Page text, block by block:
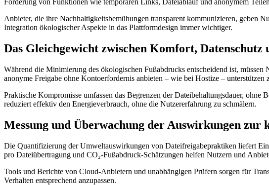
Anbieter, die ihre Nachhaltigkeitsbemühungen transparent kommunizieren,
Integration ökologischer Aspekte in das Plattformdesign immer wichtiger.
Das Gleichgewicht zwischen Komfort, Datenschutz
Während die Minimierung des ökologischen Fußabdrucks entscheidend ist,
anonyme Freigabe ohne Kontoerfordernis anbieten – wie bei Hostize –
Praktische Kompromisse umfassen das Begrenzen der Dateibehaltungsdauer,
reduziert effektiv den Energieverbrauch, ohne die Nutzererfahrung zu schmälern.
Messung und Überwachung der Auswirkungen zur
Die Quantifizierung der Umweltauswirkungen von Dateifreigabepraktiken liefert
pro Dateiübertragung und CO₂-Fußabdruck-Schätzungen helfen Nutzern und
Tools und Berichte von Cloud-Anbietern und unabhängigen Prüfern sorgen für
Verhalten entsprechend anzupassen.